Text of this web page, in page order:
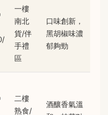
一樓
南北
貨/伴
手禮
區
口味創新，
黑胡椒味濃
郁夠勁
二樓
熟食/
酒釀香氣溫